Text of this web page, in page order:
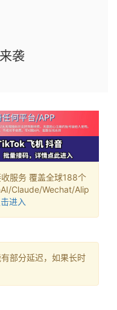
袭
服务 覆盖全球188个
Claude/Wechat/Alip
进入
部分延迟，如果长时